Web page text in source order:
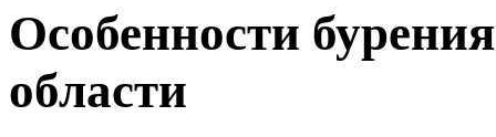
Особенности
области